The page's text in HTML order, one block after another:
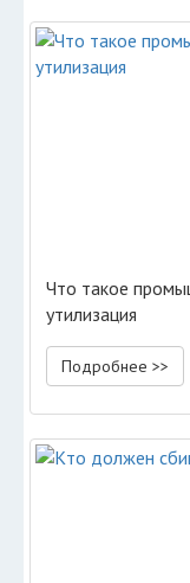
Что такое
утилизация
Подробнее >>